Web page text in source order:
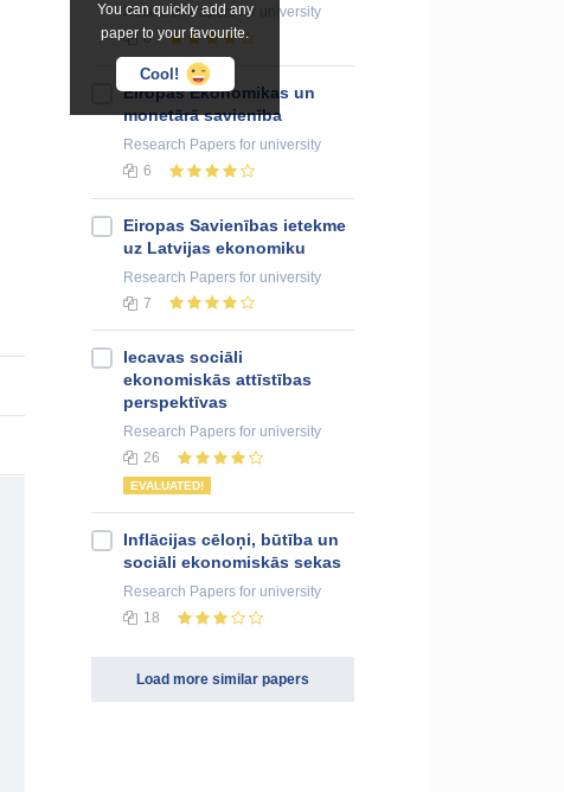
You can quickly add any
paper to your favourite.
Cool!
Research Papersfor university
8
Eiropas Ekonomikas un
monetārā savienība
Research Papers for university
6
Eiropas Savienības ietekme
uz Latvijas ekonomiku
Research Papers for university
7
Iecavas sociāli
ekonomiskās attīstības
perspektīvas
Research Papers for university
26
EVALUATED!
Inflācijas cēloņi, būtība un
sociāli ekonomiskās sekas
Research Papers for university
18
Load more similar papers